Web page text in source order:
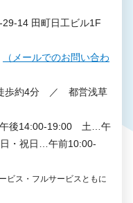
14 田町日工ビル1F
（メールでのお問い合わ
歩約4分 ／ 都営浅草
午後14:00-19:00 土…午
・祝日…午前10:00-
ス・フルサービスともに